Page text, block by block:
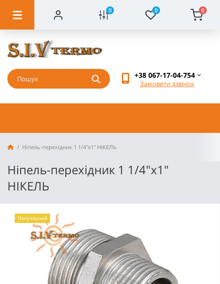
0 0 0
+38 067-17-04-754
Замовити дзвінок
Ніпель-перехідник 1 1/4"х1" НІКЕЛЬ
Ніпель-перехідник 1 1/4"х1"
НІКЕЛЬ
Популярний